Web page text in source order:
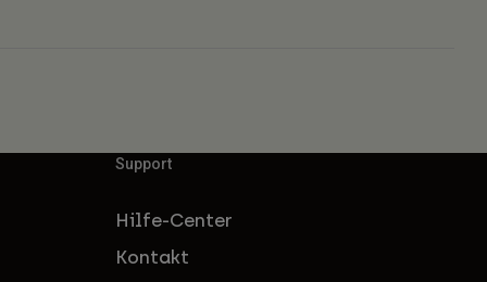
Support
Hilfe-Center
Kontakt